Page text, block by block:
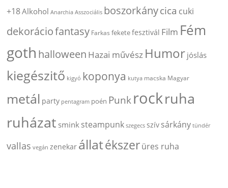
+18Alkohol Anarchia Asszociális boszorkánycica cuki
dekoráciofantasy Farkas feketefesztivál Film Fém
goth halloween Hazai művész Humor jóslás
kiegészitő kigyó koponya kutya macska Magyar
metál party pentagram poén Punkrockruha
ruházat smink steampunk szegecs szív sárkány tündér
vallas vegán zenekar állatékszerüres ruha